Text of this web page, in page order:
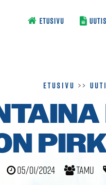
ETUSIVU
Etusivu >>
05/01/2024 TamU